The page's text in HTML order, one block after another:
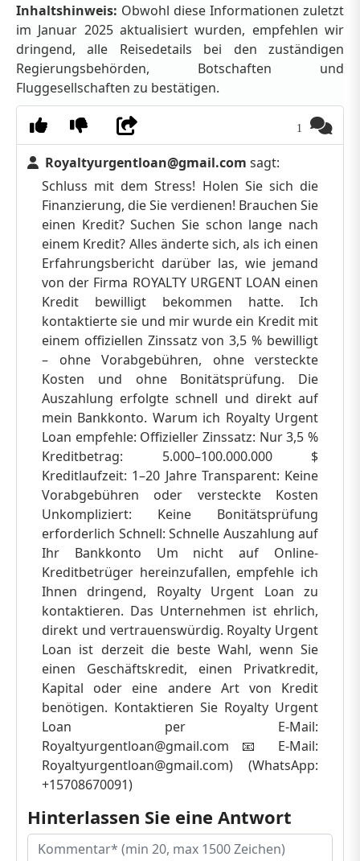
Inhaltshinweis: Obwohl diese Informationen zuletzt
im Januar 2025 aktualisiert wurden, empfehlen wir
dringend, alle Reisedetails bei den zuständigen
Regierungsbehörden, Botschaften und
Fluggesellschaften zu bestätigen.
1
Royaltyurgentloan@gmail.com sagt:
Schluss mit dem Stress! Holen Sie sich die
Finanzierung, die Sie verdienen! Brauchen Sie
einen Kredit? Suchen Sie schon lange nach
einem Kredit? Alles änderte sich, als ich einen
Erfahrungsbericht darüber las, wie jemand
von der Firma ROYALTY URGENT LOAN einen
Kredit bewilligt bekommen hatte. Ich
kontaktierte sie und mir wurde ein Kredit mit
einem offiziellen Zinssatz von 3,5 % bewilligt
– ohne Vorabgebühren, ohne versteckte
Kosten und ohne Bonitätsprüfung. Die
Auszahlung erfolgte schnell und direkt auf
mein Bankkonto. Warum ich Royalty Urgent
Loan empfehle: Offizieller Zinssatz: Nur 3,5 %
Kreditbetrag: 5.000–100.000.000 $
Kreditlaufzeit: 1–20 Jahre Transparent: Keine
Vorabgebühren oder versteckte Kosten
Unkompliziert: Keine Bonitätsprüfung
erforderlich Schnell: Schnelle Auszahlung auf
Ihr Bankkonto Um nicht auf Online-
Kreditbetrüger hereinzufallen, empfehle ich
Ihnen dringend, Royalty Urgent Loan zu
kontaktieren. Das Unternehmen ist ehrlich,
direkt und vertrauenswürdig. Royalty Urgent
Loan ist derzeit die beste Wahl, wenn Sie
einen Geschäftskredit, einen Privatkredit,
Kapital oder eine andere Art von Kredit
benötigen. Kontaktieren Sie Royalty Urgent
Loan per E-Mail:
Royaltyurgentloan@gmail.com 📧 E-Mail:
Royaltyurgentloan@gmail.com) (WhatsApp:
+15708670091)
Hinterlassen Sie eine Antwort